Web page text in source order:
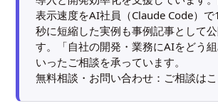
表示速度をAI社員（Claude Code）
秒に短縮した実例も事例記事として
す。「自社の開発・業務にAIをどう
いったご相談を承っています。
無料相談・お問い合わせ： ご相談は